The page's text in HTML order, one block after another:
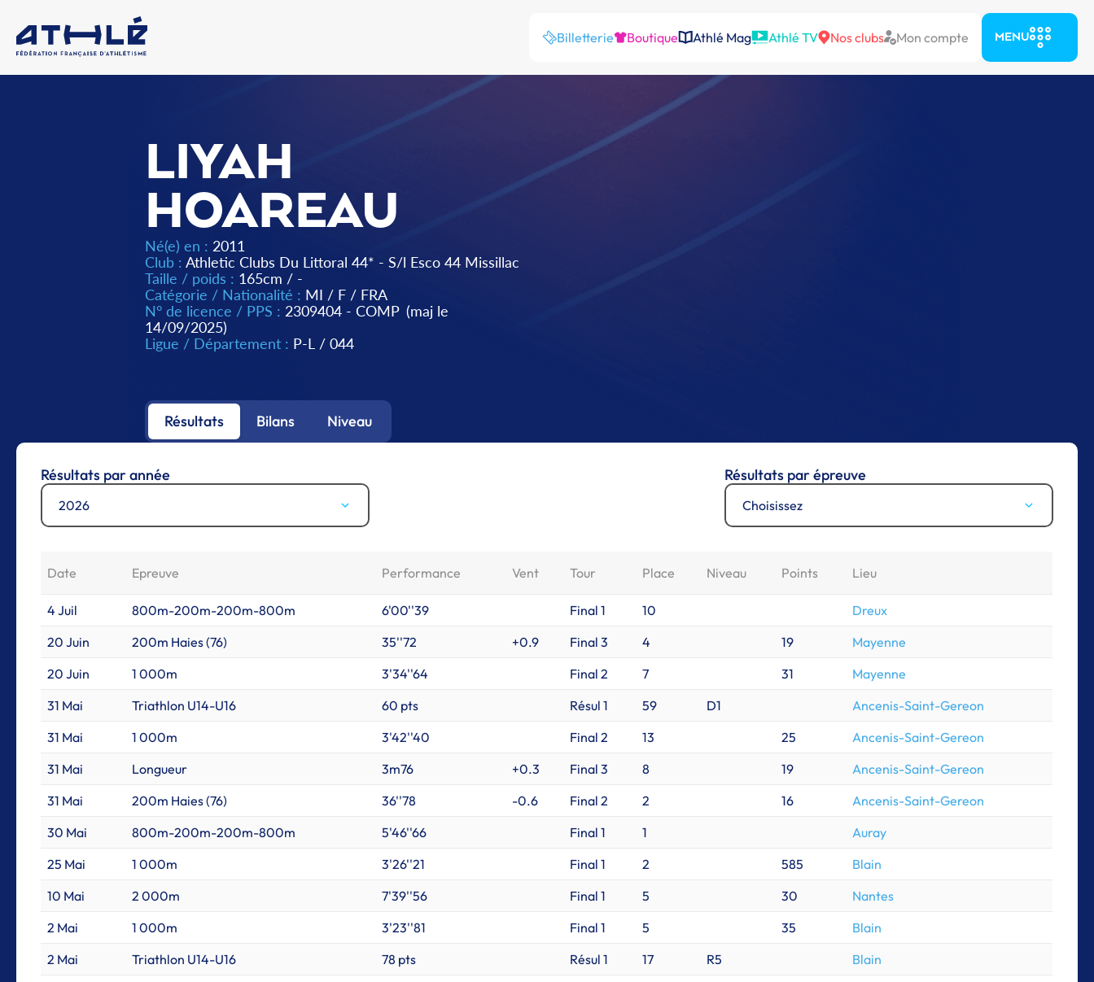
Billetterie Boutique Athlé Mag Athlé TV Nos clubs Mon compte MENU
LIYAH
HOAREAU
Né(e) en : 2011
Club :Athletic Clubs Du Littoral 44* - S/l Esco 44 Missillac
Taille / poids : 165cm / -
Catégorie / Nationalité : MI / F / FRA
N° de licence / PPS : 2309404 - COMP (maj le
14/09/2025)
Ligue / Département : P-L / 044
Résultats Bilans Niveau
Résultats par année
2026
Résultats par épreuve
Choisissez
Date Epreuve Performance Vent Tour Place Niveau Points Lieu
4 Juil 800m-200m-200m-800m 6'00''39 Final 1 10
Dreux
20 Juin
200m Haies (76) 35''72 +0.9 Final 3 4 19
Mayenne
20 Juin
1 000m 3'34''64 Final 2 7 31
Mayenne
31 Mai
Triathlon U14-U16 60 pts Résul 1 59 D1
Ancenis-Saint-Gereon
31 Mai
1 000m 3'42''40 Final 2 13 25
Ancenis-Saint-Gereon
31 Mai
Longueur 3m76 +0.3 Final 3 8 19
Ancenis-Saint-Gereon
31 Mai
200m Haies (76) 36''78 -0.6 Final 2 2 16
Ancenis-Saint-Gereon
30 Mai
800m-200m-200m-800m 5'46''66 Final 1 1
Auray
25 Mai
1 000m 3'26''21 Final 1 2 585
Blain
10 Mai
2 000m 7'39''56 Final 1 5 30
Nantes
2 Mai
1 000m 3'23''81 Final 1 5 35
Blain
2 Mai
Triathlon U14-U16 78 pts Résul 1 17 R5
Blain